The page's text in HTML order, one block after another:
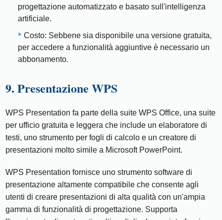
progettazione automatizzato e basato sull'intelligenza
artificiale.
Costo: Sebbene sia disponibile una versione gratuita,
per accedere a funzionalità aggiuntive è necessario un
abbonamento.
9. Presentazione WPS
WPS Presentation fa parte della suite WPS Office, una suite
per ufficio gratuita e leggera che include un elaboratore di
testi, uno strumento per fogli di calcolo e un creatore di
presentazioni molto simile a Microsoft PowerPoint.
WPS Presentation fornisce uno strumento software di
presentazione altamente compatibile che consente agli
utenti di creare presentazioni di alta qualità con un'ampia
gamma di funzionalità di progettazione. Supporta